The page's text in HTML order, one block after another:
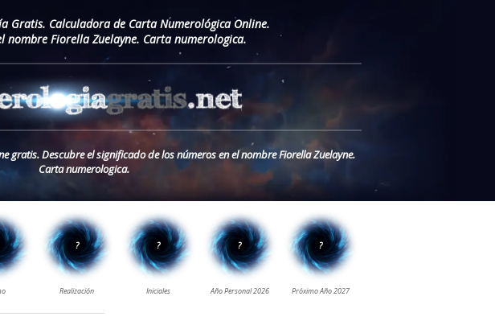
Gratis. Calculadora de Carta Numerológica Online.
nombre Fiorella Zuelayne. Carta numerologica.
gratis. Descubre el significado de los números en el nombre Fiorella Zuelayne.
Carta numerologica.